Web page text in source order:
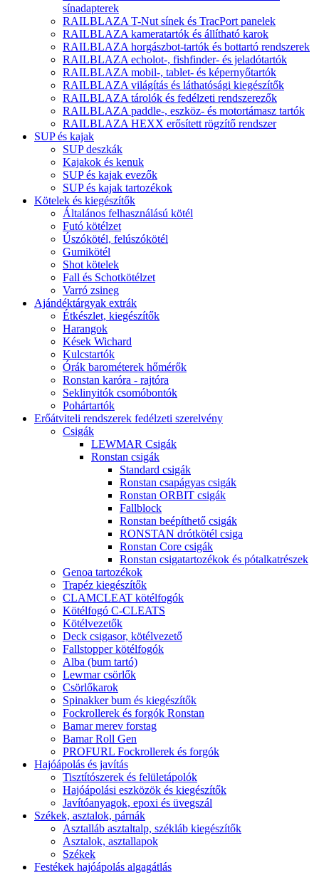
sínadapterek
RAILBLAZA T-Nut sínek és TracPort panelek
RAILBLAZA kameratartók és állítható karok
RAILBLAZA horgászbot-tartók és bottartó rendszerek
RAILBLAZA echolot-, fishfinder- és jeladótartók
RAILBLAZA mobil-, tablet- és képernyőtartók
RAILBLAZA világítás és láthatósági kiegészítők
RAILBLAZA tárolók és fedélzeti rendszerezők
RAILBLAZA paddle-, eszköz- és motortámasz tartók
RAILBLAZA HEXX erősített rögzítő rendszer
SUP és kajak
SUP deszkák
Kajakok és kenuk
SUP és kajak evezők
SUP és kajak tartozékok
Kötelek és kiegészítők
Általános felhasználású kötél
Futó kötélzet
Úszókötél, felúszókötél
Gumikötél
Shot kötelek
Fall és Schotkötélzet
Varró zsineg
Ajándéktárgyak extrák
Étkészlet, kiegészítők
Harangok
Kések Wichard
Kulcstartók
Órák barométerek hőmérők
Ronstan karóra - rajtóra
Seklinyitók csomóbontók
Pohártartók
Erőátviteli rendszerek fedélzeti szerelvény
Csigák
LEWMAR Csigák
Ronstan csigák
Standard csigák
Ronstan csapágyas csigák
Ronstan ORBIT csigák
Fallblock
Ronstan beépíthető csigák
RONSTAN drótkötél csiga
Ronstan Core csigák
Ronstan csigatartozékok és pótalkatrészek
Genoa tartozékok
Trapéz kiegészítők
CLAMCLEAT kötélfogók
Kötélfogó C-CLEATS
Kötélvezetők
Deck csigasor, kötélvezető
Fallstopper kötélfogók
Alba (bum tartó)
Lewmar csörlők
Csörlőkarok
Spinakker bum és kiegészítők
Fockrollerek és forgók Ronstan
Bamar merev forstag
Bamar Roll Gen
PROFURL Fockrollerek és forgók
Hajóápolás és javítás
Tisztítószerek és felületápolók
Hajóápolási eszközök és kiegészítők
Javítóanyagok, epoxi és üvegszál
Székek, asztalok, párnák
Asztalláb asztaltalp, székláb kiegészítők
Asztalok, asztallapok
Székek
Festékek hajóápolás algagátlás